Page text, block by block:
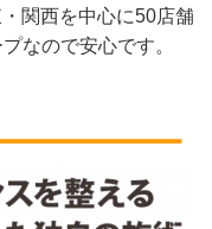
関西を中心に50店舗
なので安心です。